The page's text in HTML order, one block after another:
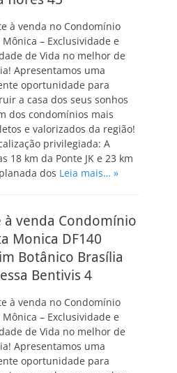
à venda no Condomínio
Mônica – Exclusividade e
de Vida no melhor de
Apresentamos uma
oportunidade para
a casa dos seus sonhos
dos condomínios mais
e valorizados da região!
privilegiada: A
18 km da Ponte JK e 23 km
dos Leia mais… »
à venda Condomínio
Monica DF140
Botânico Brasília
Bentivis 4
à venda no Condomínio
Mônica – Exclusividade e
de Vida no melhor de
Apresentamos uma
oportunidade para